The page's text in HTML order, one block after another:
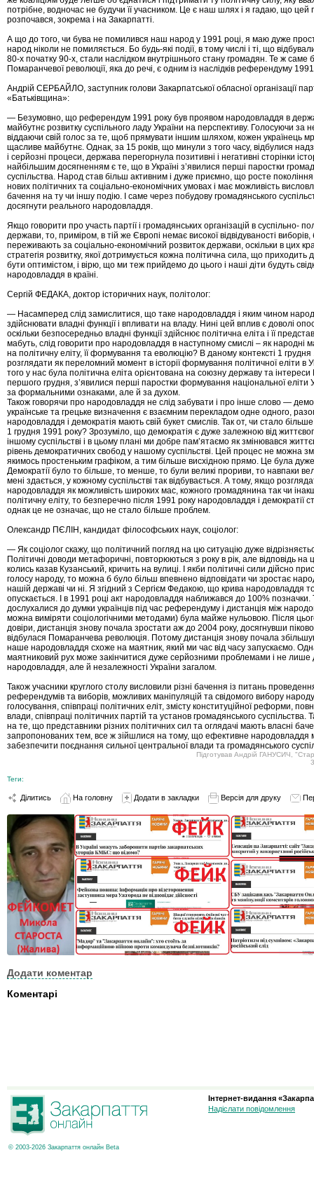
потрібне, водночас не будучи її учасником. Це є наш шлях і я гадаю, що цей
розпочався, зокрема і на Закарпатті.
А що до того, чи бува не помилився наш народ у 1991 році, я маю дуже
народ ніколи не помиляється. Бо будь-які події, в тому числі і ті, що
80-х початку 90-х, стали наслідком внутрішнього стану громадян. Те ж саме
Помаранчевої революції, яка до речі, є одним із наслідків референдуму
Андрій СЕРБАЙЛО, заступник голови Закарпатської обласної організації
«Батьківщина»:
— Безумовно, що референдум 1991 року був проявом народовладдя в
майбутнє розвитку суспільного ладу України на перспективу. Голосуючи за
віддаючи свій голос за те, щоб прямувати іншим шляхом, кожен українець
щасливе майбутнє. Однак, за 15 років, що минули з того часу, відбулися
і серйозні процеси, держава перегорнула позитивні і негативні сторінки
найбільшим досягненням є те, що в Україні з’явилися перші паростки
суспільства. Народ став більш активним і дуже приємно, що росте
нових політичних та соціально-економічних умовах і має можливість
бачення на ту чи іншу подію. І саме через побудову громадянського
досягнути реального народовладдя.
Якщо говорити про участь партії і громадянських організацій в суспільно-
держави, то, приміром, в тій же Європі немає високої відвідуваності
переживають за соціально-економічний розвиток держави, оскільки в цих
стратегія розвитку, якої дотримується кожна політична сила, що приходить
бути оптимістом, і вірю, що ми теж прийдемо до цього і наші діти будуть
народовладдя в країні.
Сергій ФЕДАКА, доктор історичних наук, політолог:
— Насамперед слід замислитися, що таке народовладдя і яким чином
здійснювати владні функції і впливати на владу. Нині цей вплив є доволі
оскільки безпосередньо владні функції здійснює політична еліта і її
мабуть, слід говорити про народовладдя в наступному смислі – як народні
на політичну еліту, її формування та еволюцію? В даному контексті 1
розглядати як переломний момент в історії формування політичної еліти в
того у нас була політична еліта орієнтована на союзну державу та
першого грудня, з’явилися перші паростки формування національної еліти
за формальними ознаками, але й за духом.
Також говорячи про народовладдя не слід забувати і про інше слово —
українське та грецьке визначення є взаємним перекладом одне одного,
народовладдя і демократія мають свій букет смислів. Так от, чи стало
1 грудня 1991 року? Зрозуміло, що демократія є дуже залежною від
іншому суспільстві і в цьому плані ми добре пам’ятаємо як змінювався
рівень демократичних свобод у нашому суспільстві. Цей процес не можна
якимось простеньким графіком, а тим більше висхідною прямо. Це була
Демократії було то більше, то менше, то були великі прориви, то навпаки
мені здається, у кожному суспільстві так відбувається. А тому, якщо
народовладдя як можливість широких мас, кожного громадянина так чи
політичну еліту, то безперечно після 1991 року народовладдя і демократії
однак це не означає, що не стало більше проблем.
Олександр ПЄЛІН, кандидат філософських наук, соціолог:
— Як соціолог скажу, що політичний погляд на цю ситуацію дуже
Політичні доводи метафоричні, повторюються з року в рік, але відповідь на
колись казав Кузанський, кричить на вулиці. І якби політичні сили дійсно
голосу народу, то можна б було більш впевнено відповідати чи зростає
нашій державі чи ні. Я згідний з Сергієм Федакою, що крива народовладдя
опускається. І в 1991 році акт народовладдя наближався до 100% позначки.
дослухалися до думки українців під час референдуму і дистанція між
можна виміряти соціологічними методами) була майже нульовою. Після
довіри, дистанція знову почала зростати аж до 2004 року, досягнувши
відбулася Помаранчева революція. Потому дистанція знову почала
наше народовладдя схоже на маятник, який ми час від часу запускаємо.
маятниковий рух може закінчитися дуже серйозними проблемами і не лише
народовладдя, але й незалежності України загалом.
Також учасники круглого столу висловили різні бачення із питань
референдумів та виборів, можливих маніпуляцій та свідомого вибору
голосування, співпраці політичних еліт, змісту конституційної реформи,
влади, співпраці політичних партій та установ громадянського суспільства.
на те, що представники різних політичних сил та оглядачі мають власні
запропонованих тем, все ж зійшлися на тому, що ефективне народовладдя
забезпечити поєднання сильної центральної влади та громадянського
Підготував Андрій ГАНУСИЧ,
Теги:
Ділитись На головну Додати в закладки Версія для друку
Додати коментар
Коментарі
© 2003-2026 Закарпаття онлайн Beta
Інтернет-видання
Надіслати повідомлення